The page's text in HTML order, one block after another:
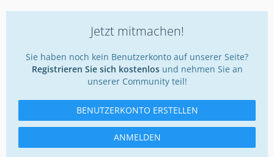
Jetzt mitmachen!
Sie haben noch kein Benutzerkonto auf unserer Seite?
Registrieren Sie sich kostenlosund nehmen Sie an
unserer Community teil!
BENUTZERKONTO ERSTELLEN
ANMELDEN